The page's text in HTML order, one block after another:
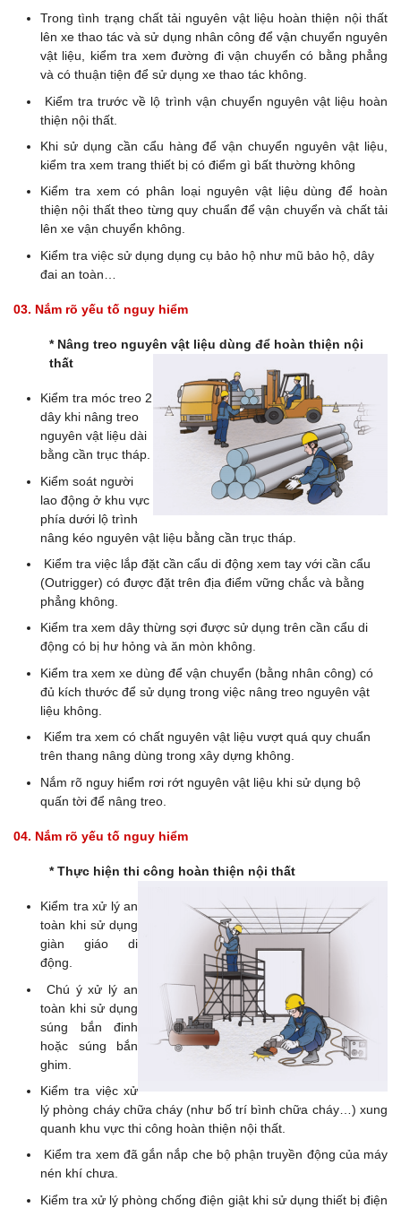
Trong tình trạng chất tải nguyên vật liệu hoàn thiện nội thất
lên xe thao tác và sử dụng nhân công để vận chuyển nguyên
vật liệu, kiểm tra xem đường đi vận chuyển có bằng phẳng
và có thuận tiện để sử dụng xe thao tác không.
Kiểm tra trước về lộ trình vận chuyển nguyên vật liệu hoàn
thiện nội thất.
Khi sử dụng cần cẩu hàng để vận chuyển nguyên vật liệu,
kiểm tra xem trang thiết bị có điểm gì bất thường không
Kiểm tra xem có phân loại nguyên vật liệu dùng để hoàn
thiện nội thất theo từng quy chuẩn để vận chuyển và chất tải
lên xe vận chuyển không.
Kiểm tra việc sử dụng dụng cụ bảo hộ như mũ bảo hộ, dây
đai an toàn…
03. Nắm rõ yếu tố nguy hiểm
* Nâng treo nguyên vật liệu dùng để hoàn thiện nội
thất
Kiểm tra móc treo 2
dây khi nâng treo
nguyên vật liệu dài
bằng cần trục tháp.
Kiểm soát người
lao động ở khu vực
phía dưới lộ trình
nâng kéo nguyên vật liệu bằng cần trục tháp.
Kiểm tra việc lắp đặt cần cẩu di động xem tay với cần cẩu
(Outrigger) có được đặt trên địa điểm vững chắc và bằng
phẳng không.
Kiểm tra xem dây thừng sợi được sử dụng trên cần cẩu di
động có bị hư hỏng và ăn mòn không.
Kiểm tra xem xe dùng để vận chuyển (bằng nhân công) có
đủ kích thước để sử dụng trong việc nâng treo nguyên vật
liệu không.
Kiểm tra xem có chất nguyên vật liệu vượt quá quy chuẩn
trên thang nâng dùng trong xây dựng không.
Nắm rõ nguy hiểm rơi rớt nguyên vật liệu khi sử dụng bộ
quấn tời để nâng treo.
04. Nắm rõ yếu tố nguy hiểm
* Thực hiện thi công hoàn thiện nội thất
Kiểm tra xử lý an
toàn khi sử dụng
giàn giáo di
động.
Chú ý xử lý an
toàn khi sử dụng
súng bắn đinh
hoặc súng bắn
ghim.
Kiểm tra việc xử
lý phòng cháy chữa cháy (như bố trí bình chữa cháy…) xung
quanh khu vực thi công hoàn thiện nội thất.
Kiểm tra xem đã gắn nắp che bộ phận truyền động của máy
nén khí chưa.
Kiểm tra xử lý phòng chống điện giật khi sử dụng thiết bị điện